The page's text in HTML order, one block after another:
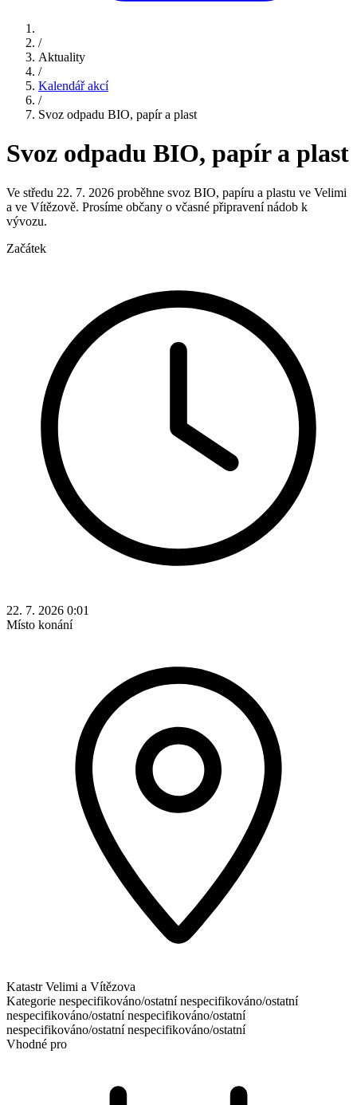
/
Aktuality
/
Kalendář akcí
/
Svoz odpadu BIO, papír a plast
Svoz odpadu BIO, papír a plast
Ve středu 22. 7. 2026 proběhne svoz BIO, papíru a plastu ve Velimi
a ve Vítězově. Prosíme občany o včasné připravení nádob k
vývozu.
Začátek
22. 7. 2026 0:01
Místo konání
Katastr Velimi a Vítězova
Kategorie nespecifikováno/ostatní nespecifikováno/ostatní
nespecifikováno/ostatní nespecifikováno/ostatní
nespecifikováno/ostatní nespecifikováno/ostatní
Vhodné pro